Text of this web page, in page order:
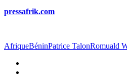
pressafrik.com
AfriqueBéninPatrice TalonRomuald